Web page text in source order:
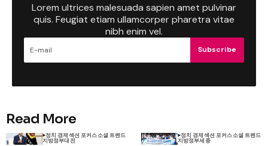
Lorem ultrices malesuada sapien amet pulvinar
quis. Feugiat etiam ullamcorper pharetra vitae
nibh enim vel.
Subscribe
Read More
정치 경제섹션 포커스소셜 트렌드
지방정부대전
정치 경제섹션 포커스소셜 트렌드
지방정부세종